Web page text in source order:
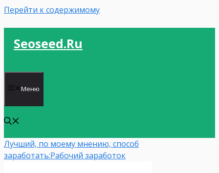
Перейти к содержимому
Seoseed.ru
Меню
Лучший, по моему мнению, способ
заработать:Рабочий заработок